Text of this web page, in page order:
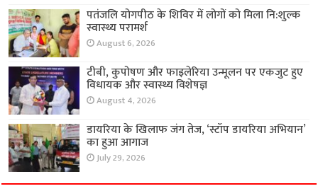
पतंजलि योगपीठ के शिविर में लोगों को मिला नि:शुल्क
स्वास्थ्य परामर्श
August 6, 2026
टीबी, कुपोषण और फाइलेरिया उन्मूलन पर एकजुट हुए
विधायक और स्वास्थ्य विशेषज्ञ
August 4, 2026
डायरिया के खिलाफ जंग तेज, ‘स्टॉप डायरिया अभियान’
का हुआ आगाज
July 29, 2026